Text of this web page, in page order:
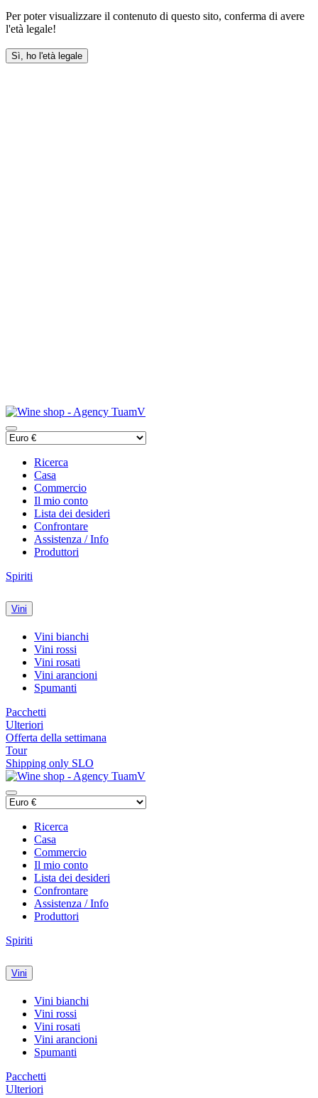
Per poter visualizzare il contenuto di questo sito, conferma di avere
l'età legale!
Sì, ho l'età legale
Ricerca
Casa
Commercio
Il mio conto
Lista dei desideri
Confrontare
Assistenza / Info
Produttori
Spiriti
Vini
Vini bianchi
Vini rossi
Vini rosati
Vini arancioni
Spumanti
Pacchetti
Ulteriori
Offerta della settimana
Tour
Shipping only SLO
Ricerca
Casa
Commercio
Il mio conto
Lista dei desideri
Confrontare
Assistenza / Info
Produttori
Spiriti
Vini
Vini bianchi
Vini rossi
Vini rosati
Vini arancioni
Spumanti
Pacchetti
Ulteriori